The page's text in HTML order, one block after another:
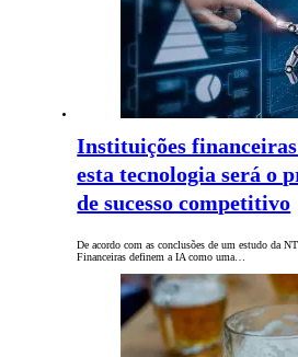
Instituições
esta tecnologia será o
de sucesso competitivo
De acordo com as conclusões de um estudo da
Financeiras definem a IA como uma…